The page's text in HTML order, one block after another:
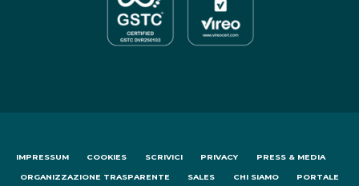
IMPRESSUM COOKIES SCRIVICI PRIVACY PRESS & MEDIA
ORGANIZZAZIONE TRASPARENTE SALES CHI SIAMO PORTALE